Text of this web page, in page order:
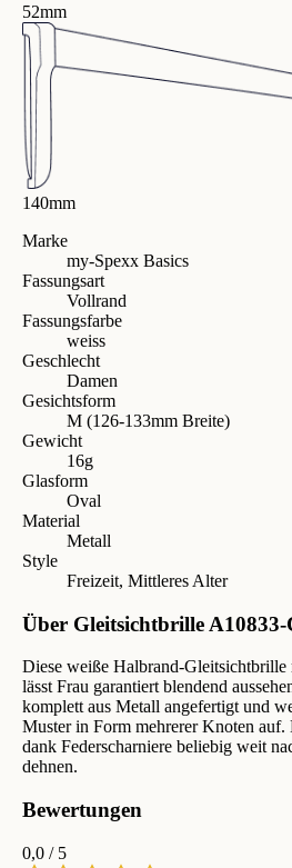
52mm
140mm
Marke
my-Spexx Basics
Fassungsart
Vollrand
Fassungsfarbe
weiss
Geschlecht
Damen
Gesichtsform
M (126-133mm Breite)
Gewicht
16g
Glasform
Oval
Material
Metall
Style
Freizeit, Mittleres Alter
Über Gleitsichtbrille A10833-
Diese weiße Halbrand-Gleitsichtbrille
lässt Frau garantiert blendend
komplett aus Metall angefertigt und
Muster in Form mehrerer Knoten auf.
dank Federscharniere beliebig weit
dehnen.
Bewertungen
0,0 / 5